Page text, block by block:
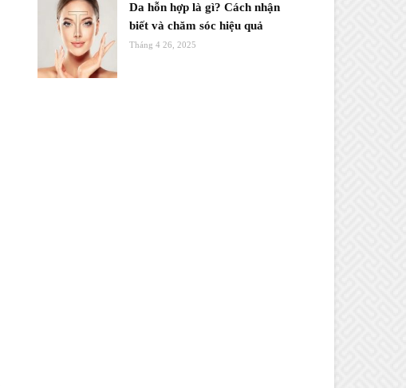
Da hỗn hợp là gì? Cách nhận
biết và chăm sóc hiệu quả
Tháng 4 26, 2025